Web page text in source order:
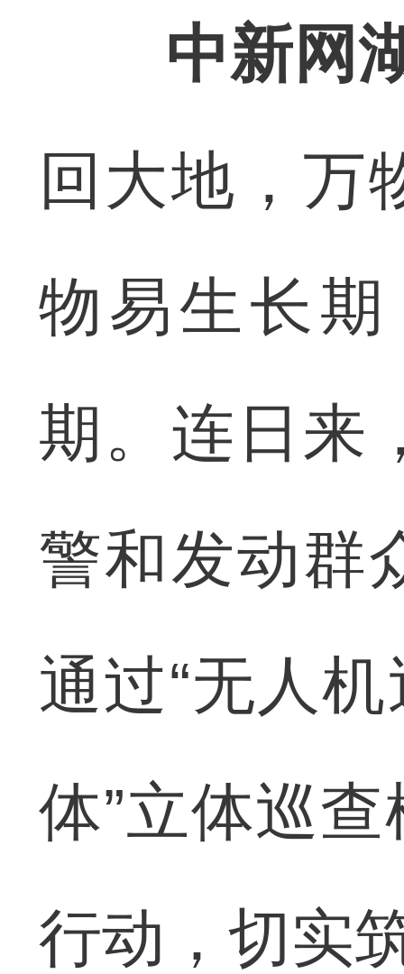
中新网
回大地，万
物易生长
期。连日来
警和发动群
通过“无人
体”立体巡
行动，切实